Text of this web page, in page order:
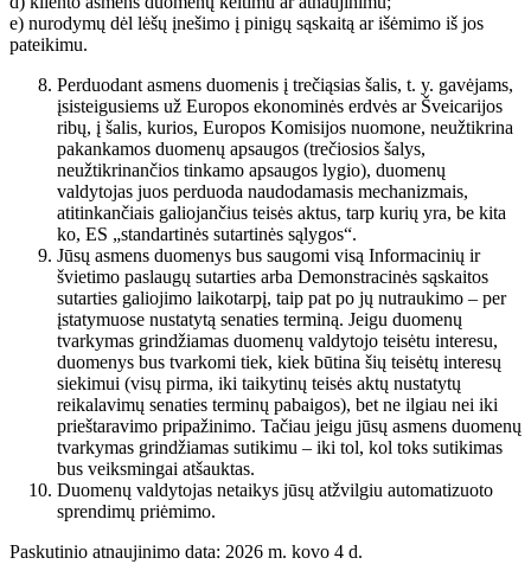
e) nurodymų dėl lėšų įnešimo į pinigų sąskaitą ar išėmimo iš jos
pateikimu.
Perduodant asmens duomenis į trečiąsias šalis, t. y. gavėjams,
įsisteigusiems už Europos ekonominės erdvės ar Šveicarijos
ribų, į šalis, kurios, Europos Komisijos nuomone, neužtikrina
pakankamos duomenų apsaugos (trečiosios šalys,
neužtikrinančios tinkamo apsaugos lygio), duomenų
valdytojas juos perduoda naudodamasis mechanizmais,
atitinkančiais galiojančius teisės aktus, tarp kurių yra, be kita
ko, ES „standartinės sutartinės sąlygos“.
Jūsų asmens duomenys bus saugomi visą Informacinių ir
švietimo paslaugų sutarties arba Demonstracinės sąskaitos
sutarties galiojimo laikotarpį, taip pat po jų nutraukimo – per
įstatymuose nustatytą senaties terminą. Jeigu duomenų
tvarkymas grindžiamas duomenų valdytojo teisėtu interesu,
duomenys bus tvarkomi tiek, kiek būtina šių teisėtų interesų
siekimui (visų pirma, iki taikytinų teisės aktų nustatytų
reikalavimų senaties terminų pabaigos), bet ne ilgiau nei iki
prieštaravimo pripažinimo. Tačiau jeigu jūsų asmens duomenų
tvarkymas grindžiamas sutikimu – iki tol, kol toks sutikimas
bus veiksmingai atšauktas.
Duomenų valdytojas netaikys jūsų atžvilgiu automatizuoto
sprendimų priėmimo.
Paskutinio atnaujinimo data: 2026 m. kovo 4 d.